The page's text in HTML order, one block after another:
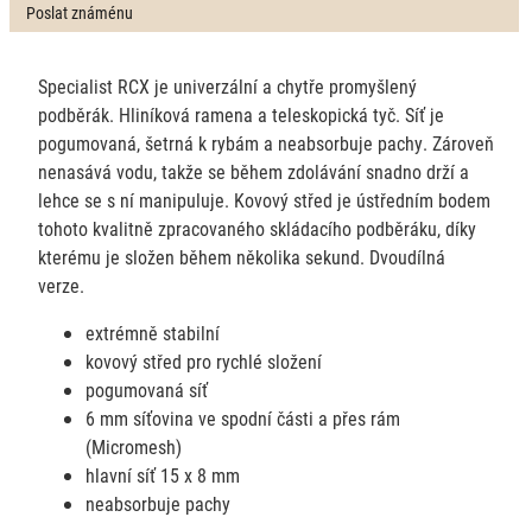
Poslat známénu
Specialist RCX je univerzální a chytře promyšlený
podběrák. Hliníková ramena a teleskopická tyč. Síť je
pogumovaná, šetrná k rybám a neabsorbuje pachy. Zároveň
nenasává vodu, takže se během zdolávání snadno drží a
lehce se s ní manipuluje. Kovový střed je ústředním bodem
tohoto kvalitně zpracovaného skládacího podběráku, díky
kterému je složen během několika sekund. Dvoudílná
verze.
extrémně stabilní
kovový střed pro rychlé složení
pogumovaná síť
6 mm síťovina ve spodní části a přes rám
(Micromesh)
hlavní síť 15 x 8 mm
neabsorbuje pachy